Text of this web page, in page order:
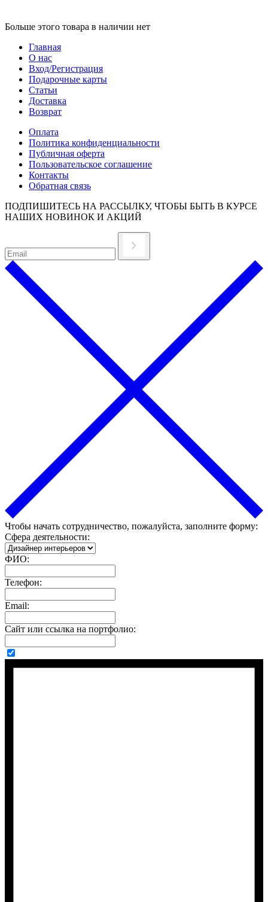
Больше этого товара в наличии нет
Главная
О нас
Вход/Регистрация
Подарочные карты
Статьи
Доставка
Возврат
Оплата
Политика конфиденциальности
Публичная оферта
Пользовательское соглашение
Контакты
Обратная связь
ПОДПИШИТЕСЬ НА РАССЫЛКУ, ЧТОБЫ БЫТЬ В КУРСЕ
НАШИХ НОВИНОК И АКЦИЙ
Чтобы начать сотрудничество, пожалуйста, заполните форму:
Сфера деятельности:
ФИО:
Телефон:
Email:
Сайт или ссылка на портфолио: